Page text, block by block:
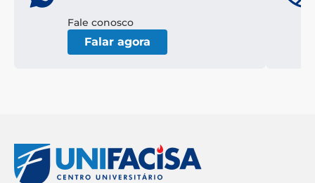
Fale conosco
Falar agora